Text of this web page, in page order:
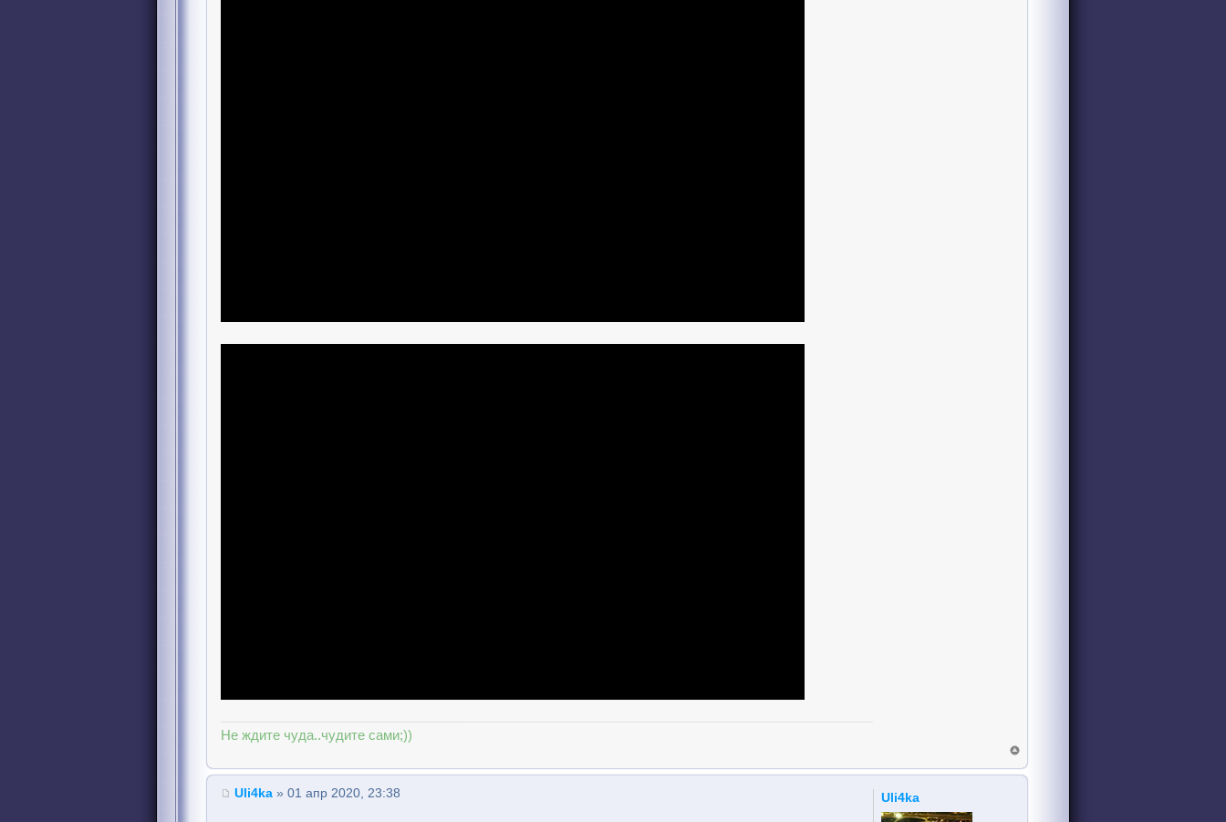
Не ждите чуда..чудите сами;))
Uli4ka » 01 апр 2020, 23:38 Uli4ka